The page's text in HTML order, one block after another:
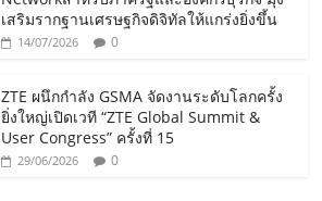
เสริมรากฐานเศรษฐกิจดิจิทัลให้แกร่งยิ่งขึ้น
14/07/2026 0
ZTE ผนึกกำลัง GSMA จัดงานระดับโลกครั้ง
ยิ่งใหญ่เปิดเวที “ZTE Global Summit &
User Congress” ครั้งที่ 15
29/06/2026 0